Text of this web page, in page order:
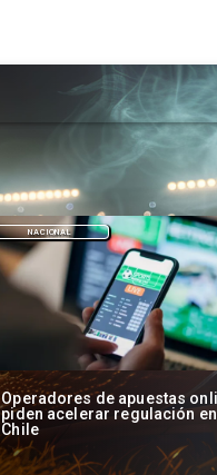
Fallece Lucy López Cruz,
primera medallista chilena en
Juegos Panamericanos
DEPORTES